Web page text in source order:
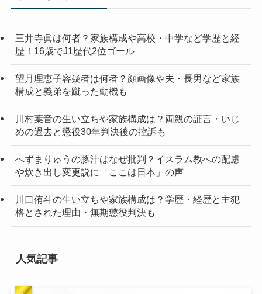
三井寺眞は何者？家族構成や高校・中学など学歴と経
歴！16歳でJ1歴代2位ゴール
望月理恵子容疑者は何者？顔画像や夫・長男など家族
構成と義弟を蹴った動機も
川村葉音の生い立ちや家族構成は？両親の証言・いじ
めの過去と懲役30年判決後の控訴も
へずまりゅうの豚汁はなぜ批判？イスラム教への配慮
や炊き出し変更説に「ここは日本」の声
川口侑斗の生い立ちや家族構成は？学歴・経歴と主犯
格とされた理由・無期懲役判決も
人気記事